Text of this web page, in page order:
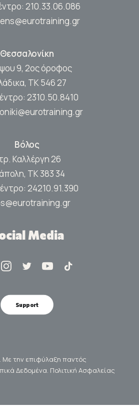
210.33.06.086
Θεσσαλονίκη
9, 2ος όροφος
ΤΚ 546 27
2310.50.8410
Βόλος
Καλλέργη 26
ΤΚ 383 34
24210.91.390
Media
Support
Με την επιφύλαξη παντός
Δεδομένα. Πολιτική Ασφαλείας